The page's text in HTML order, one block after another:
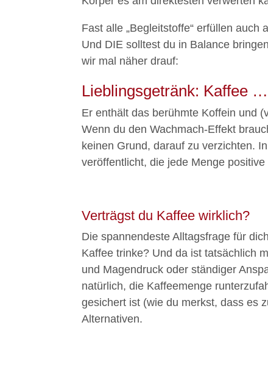
Fast alle „Begleitstoffe“ erfüllen
Und DIE solltest du in Balance
wir mal näher drauf:
Lieblingsgetränk: Kaffee …
Er enthält das berühmte Koffein und
Wenn du den Wachmach-Effekt
keinen Grund, darauf zu verzichten.
veröffentlicht, die jede Menge
Verträgst du Kaffee wirklich?
Die spannendeste Alltagsfrage für
Kaffee trinke? Und da ist tatsächlich
und Magendruck oder ständiger
natürlich, die Kaffeemenge
gesichert ist (wie du merkst, dass es
Alternativen.